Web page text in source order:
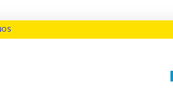
do judiciário brasileiro